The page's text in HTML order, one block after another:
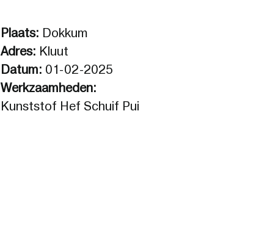
Plaats: Dokkum
Adres: Kluut
Datum: 01-02-2025
Werkzaamheden:
Kunststof Hef Schuif Pui